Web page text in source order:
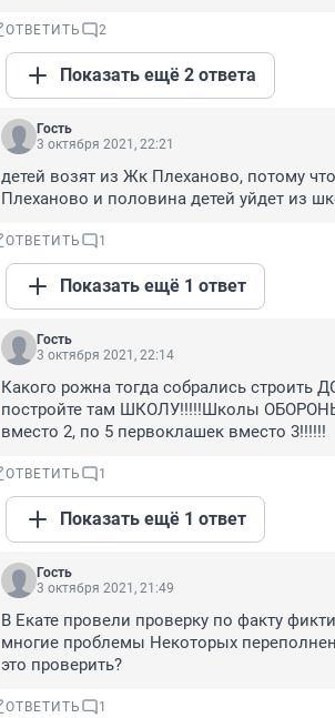
ОТВЕТИТЬ 2
Показать ещё 2 ответа
Гость
3 октября 2021, 22:21
детей возят из Жк Плеханово, потому
Плеханово и половина детей уйдет из
ОТВЕТИТЬ 1
Показать ещё 1 ответ
Гость
3 октября 2021, 22:14
Какого рожна тогда собрались строить
постройте там ШКОЛУ!!!!!Школы
вместо 2, по 5 первоклашек вместо 3!!!!!!
ОТВЕТИТЬ 1
Показать ещё 1 ответ
Гость
3 октября 2021, 21:49
В Екате провели проверку по факту
многие проблемы Некоторых
это проверить?
ОТВЕТИТЬ 1